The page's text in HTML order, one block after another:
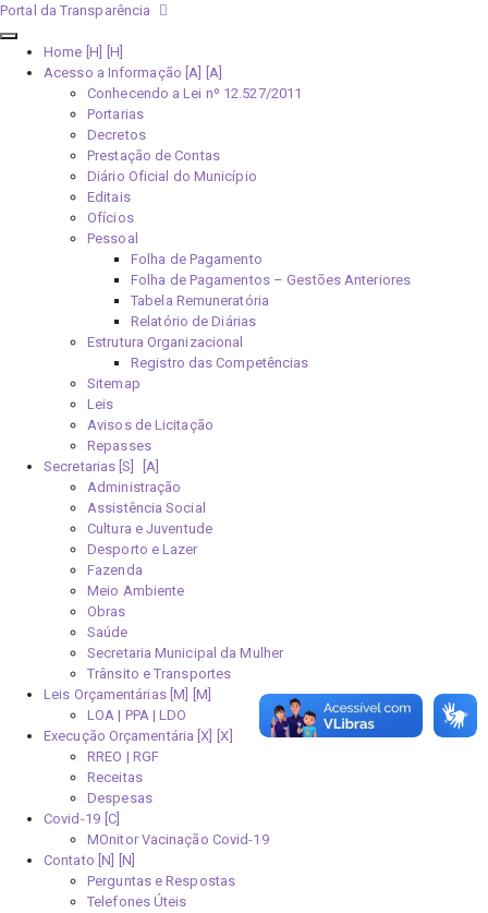
Portal da Transparência
Home [H]
Acesso a Informação [A]
Conhecendo a Lei nº 12.527/2011
Portarias
Decretos
Prestação de Contas
Diário Oficial do Município
Editais
Ofícios
Pessoal
Folha de Pagamento
Folha de Pagamentos – Gestões Anteriores
Tabela Remuneratória
Relatório de Diárias
Estrutura Organizacional
Registro das Competências
Sitemap
Leis
Avisos de Licitação
Repasses
Secretarias [S]
Administração
Assistência Social
Cultura e Juventude
Desporto e Lazer
Fazenda
Meio Ambiente
Obras
Saúde
Secretaria Municipal da Mulher
Trânsito e Transportes
Leis Orçamentárias [M]
LOA | PPA | LDO
Execução Orçamentária [X]
RREO | RGF
Receitas
Despesas
Covid-19
MOnitor Vacinação Covid-19
Contato [N]
Perguntas e Respostas
Telefones Úteis